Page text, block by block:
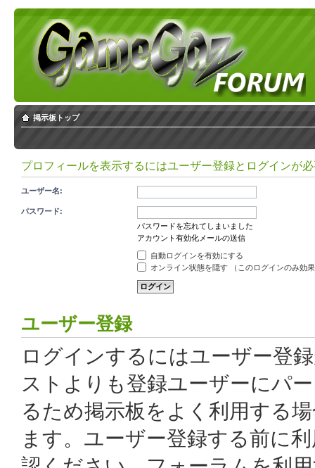
掲示板トップ
プロフィールを表示するにはユーザー登録とログインが
ユーザー名:
パスワード:
パスワードを忘れてしまいました
アカウント有効化メールの送信
自動ログインを有効にする
オンライン状態を隠す （このログインのみ効
ユーザー登録
ログインするにはユーザー登
ストよりも登録ユーザーにパ
るため掲示板をよく利用する
ます。ユーザー登録する前に